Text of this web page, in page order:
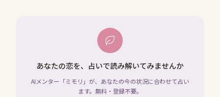
あなたの恋を、占いで読み解いてみませんか
AIメンター「ミモリ」が、あなたの今の状況に合わせて占い
ます。無料・登録不要。